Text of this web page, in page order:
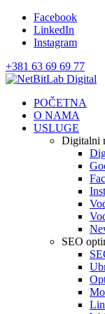
Facebook
LinkedIn
Instagram
+381 63 69 69 77
POČETNA
O NAMA
USLUGE
Digitalni
SEO